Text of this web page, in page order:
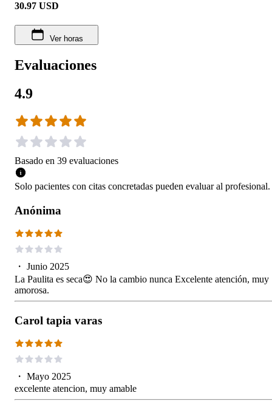
30.97 USD
Ver horas
Evaluaciones
4.9
Basado en 39 evaluaciones
Solo pacientes con citas concretadas pueden evaluar al profesional.
Anónima
・ Junio 2025
La Paulita es seca😍 No la cambio nunca Excelente atención, muy
amorosa.
Carol tapia varas
・ Mayo 2025
excelente atencion, muy amable